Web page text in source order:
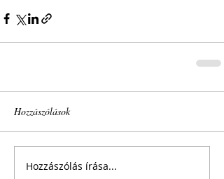
Hozzászólások
Hozzászólás írása...